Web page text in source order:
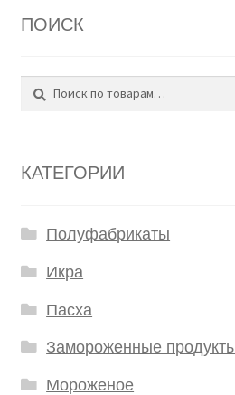
ПОИСК
КАТЕГОРИИ
Полуфабрикаты
Икра
Пасха
Замороженные
Мороженое